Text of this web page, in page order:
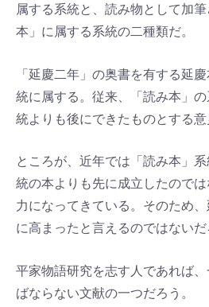
属する系統と、読み物として加
本」に属する系統の二種類だ。
「延慶二年」の奥書を有する延
統に属する。従来、「読み本」
統よりも後にできたものとする意
ところが、近年では「読み本」
統の本よりも先に成立したので
力になってきている。そのため
に高まったと言えるのではないだ
平家物語研究を志す人であれば
ばならない文献の一つだろう。